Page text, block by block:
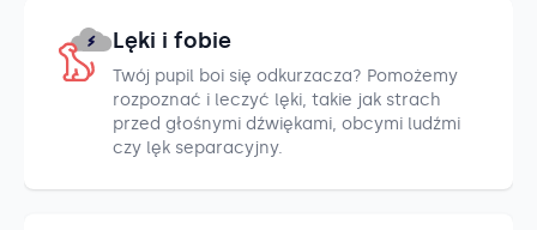
Lęki i fobie
Twój pupil boi się odkurzacza? Pomożemy
rozpoznać i leczyć lęki, takie jak strach
przed głośnymi dźwiękami, obcymi ludźmi
czy lęk separacyjny.